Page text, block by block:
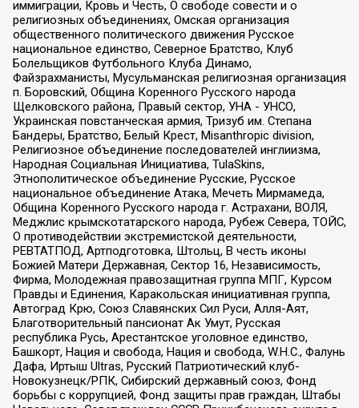
иммиграции, Кровь и Честь, О свободе совести и о
религиозных объединениях, Омская организация
общественного политического движения Русское
национальное единство, Северное Братство, Клуб
Болельщиков Футбольного Клуба Динамо,
Файзрахманисты, Мусульманская религиозная организация
п. Боровский, Община Коренного Русского народа
Щелковского района, Правый сектор, УНА - УНСО,
Украинская повстанческая армия, Тризуб им. Степана
Бандеры, Братство, Белый Крест, Misanthropic division,
Религиозное объединение последователей инглиизма,
Народная Социальная Инициатива, TulaSkins,
Этнополитическое объединение Русские, Русское
национальное объединение Атака, Мечеть Мирмамеда,
Община Коренного Русского народа г. Астрахани, ВОЛЯ,
Меджлис крымскотатарского народа, Рубеж Севера, ТОЙС,
О противодействии экстремистской деятельности,
РЕВТАТПОД, Артподготовка, Штольц, В честь иконы
Божией Матери Державная, Сектор 16, Независимость,
Фирма, Молодежная правозащитная группа МПГ, Курсом
Правды и Единения, Каракольская инициативная группа,
Автоград Крю, Союз Славянских Сил Руси, Алля-Аят,
Благотворительный пансионат Ак Умут, Русская
республика Русь, Арестантское уголовное единство,
Башкорт, Нация и свобода, Нация и свобода, W.H.С., Фалунь
Дафа, Иртыш Ultras, Русский Патриотический клуб-
Новокузнецк/РПК, Сибирский державный союз, Фонд
борьбы с коррупцией, Фонд защиты прав граждан, Штабы